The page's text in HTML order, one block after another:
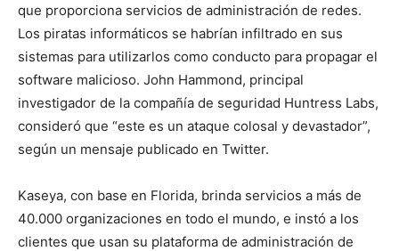
que proporciona servicios de administración de redes.
Los piratas informáticos se habrían infiltrado en sus
sistemas para utilizarlos como conducto para propagar el
software malicioso. John Hammond, principal
investigador de la compañía de seguridad Huntress Labs,
consideró que “este es un ataque colosal y devastador”,
según un mensaje publicado en Twitter.
Kaseya, con base en Florida, brinda servicios a más de
40.000 organizaciones en todo el mundo, e instó a los
clientes que usan su plataforma de administración de